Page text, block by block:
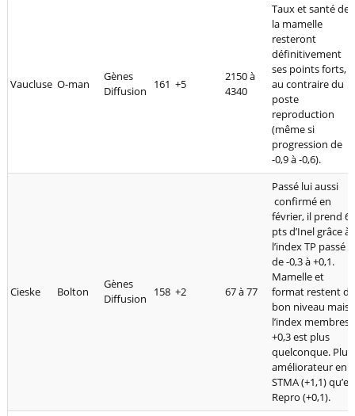
Vaucluse O-man
Gènes
Diffusion
161 +5
2150 à
4340
Taux et santé de
la mamelle
resteront
définitivement
ses points forts,
au contraire du
poste
reproduction
(même si
progression de
-0,9 à -0,6).
Cieske Bolton
Gènes
Diffusion
158 +2 67 à 77
Passé lui aussi
confirmé en
février, il prend 6
pts d’Inel grâce à
l’index TP passé
de -0,3 à +0,1.
Mamelle et
format restent de
bon niveau mais
l’index membres
+0,3 est plus
quelconque. Plus
améliorateur en
STMA (+1,1) qu’en
Repro (+0,1).